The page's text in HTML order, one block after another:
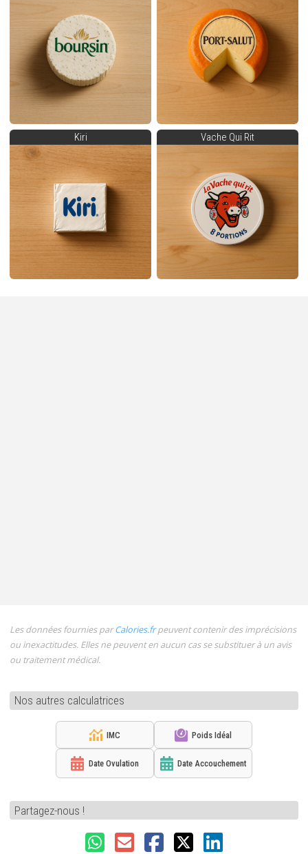
Kiri Vache Qui Rit
Les données fournies parCalories.frpeuvent contenir des imprécisions
ou inexactitudes. Elles ne peuvent en aucun cas se substituer à un avis
ou traitement médical.
Nos autres calculatrices
IMC Poids Idéal
Date Ovulation Date Accouchement
Partagez-nous !